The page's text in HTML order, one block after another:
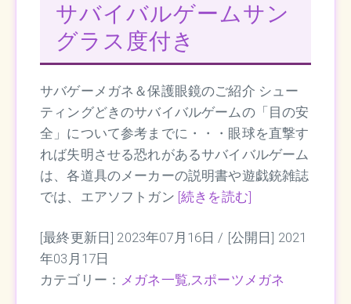
サバイバルゲームサン
グラス度付き
サバゲーメガネ＆保護眼鏡のご紹介 シュー
ティングどきのサバイバルゲームの「目の安
全」について参考までに・・・眼球を直撃す
れば失明させる恐れがあるサバイバルゲーム
は、各道具のメーカーの説明書や遊戯銃雑誌
では、エアソフトガン [続きを読む]
[最終更新日] 2023年07月16日 / [公開日] 2021
年03月17日
カテゴリー： メガネ一覧,スポーツメガネ